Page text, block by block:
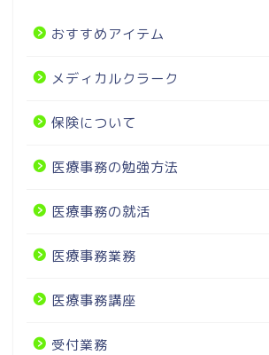
おすすめアイテム
メディカルクラーク
保険について
医療事務の勉強方法
医療事務の就活
医療事務業務
医療事務講座
受付業務